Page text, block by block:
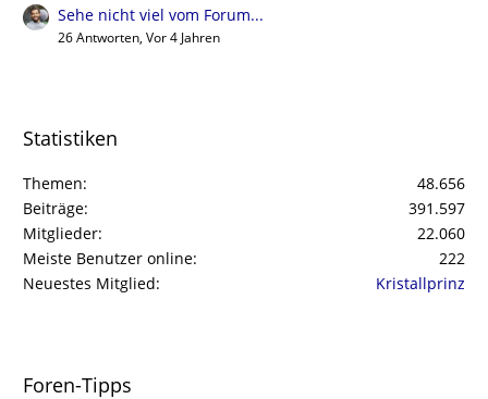
Sehe nicht viel vom Forum...
26 Antworten, Vor 4 Jahren
Statistiken
Themen
48.656
Beiträge
391.597
Mitglieder
22.060
Meiste Benutzer online
222
Neuestes Mitglied
Kristallprinz
Foren-Tipps